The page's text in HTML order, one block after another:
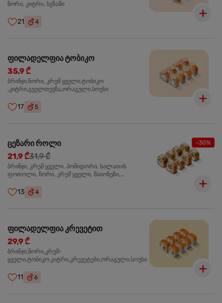
ნორი, კიტრი, სეზამი
21 4
ფილადელფია ტობიკო
35,9 ₾
ბრინჯი,ნორი, კრემ ყველი,ტობიკო
,კიტრი,გველთევზა,ორაგული,სოუსი
17 5
-30%
ცეზარი როლი
21,9 ₾31,9 ₾
ბრინჯი, კრემ ყველი, პომიდორი, სალათის
ფოთოლი, ნორი, კრემ ყველი, მაიონეზი,
შებოლილი ქათმის ფილე
13 4
ფილადელფია კრევეტით
29,9 ₾
ბრინჯი,ნორი,კრემ-
ყველი,ტობიკო,კიტრი,კრევეტები,ორაგული,სოუსი
11 6